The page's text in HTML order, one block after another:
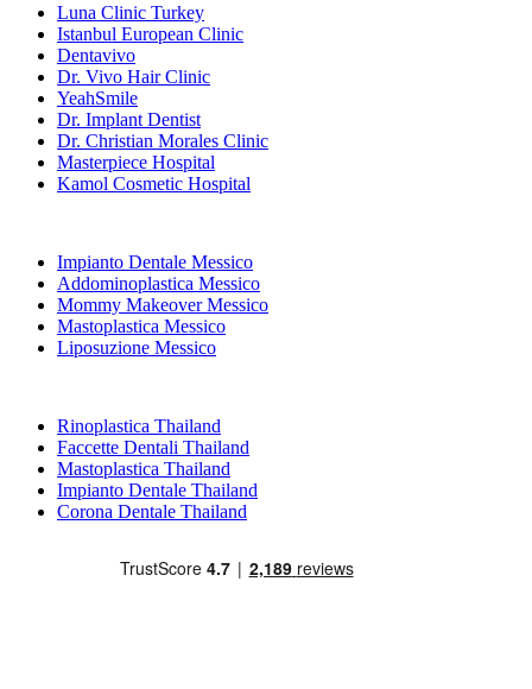
Luna Clinic Turkey
Istanbul European Clinic
Dentavivo
Dr. Vivo Hair Clinic
YeahSmile
Dr. Implant Dentist
Dr. Christian Morales Clinic
Masterpiece Hospital
Kamol Cosmetic Hospital
Impianto Dentale Messico
Addominoplastica Messico
Mommy Makeover Messico
Mastoplastica Messico
Liposuzione Messico
Rinoplastica Thailand
Faccette Dentali Thailand
Mastoplastica Thailand
Impianto Dentale Thailand
Corona Dentale Thailand